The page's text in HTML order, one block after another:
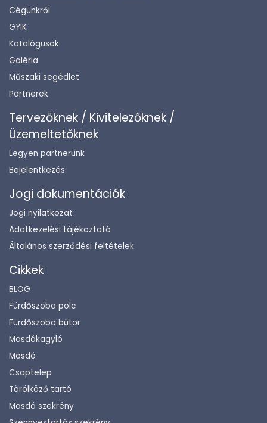
Cégünkről
GYIK
Katalógusok
Galéria
Műszaki segédlet
Partnerek
Tervezőknek / Kivitelezőknek /
Üzemeltetőknek
Legyen partnerünk
Bejelentkezés
Jogi dokumentációk
Jogi nyilatkozat
Adatkezelési tájékoztató
Általános szerződési feltételek
Cikkek
BLOG
Fürdőszoba polc
Fürdőszoba bútor
Mosdókagyló
Mosdó
Csaptelep
Törölköző tartó
Mosdó szekrény